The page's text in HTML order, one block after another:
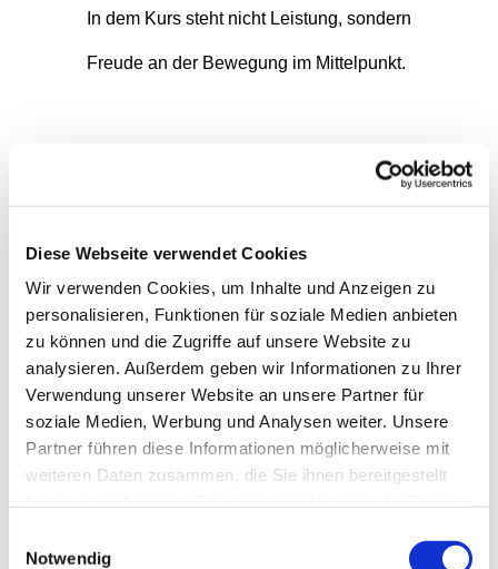
Diese Webseite verwendet Cookies
Wir verwenden Cookies, um Inhalte und Anzeigen zu
personalisieren, Funktionen für soziale Medien anbieten
zu können und die Zugriffe auf unsere Website zu
analysieren. Außerdem geben wir Informationen zu Ihrer
Verwendung unserer Website an unsere Partner für
soziale Medien, Werbung und Analysen weiter. Unsere
Partner führen diese Informationen möglicherweise mit
weiteren Daten zusammen, die Sie ihnen bereitgestellt
Notwendig
In dem Kurs steht nicht Leistung, sondern
Freude an der Bewegung im Mittelpunkt.